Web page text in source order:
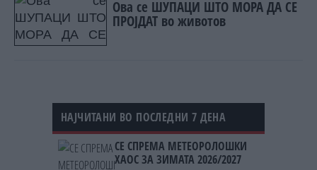
Ова се ШУПАЦИ ШТО МОРА ДА СЕ
ПРОЈДАТ во животов
НАЈЧИТАНИ ВО ПОСЛЕДНИ 7 ДЕНА
СЕ СПРЕМА МЕТЕОРОЛОШКИ
ХАОС ЗА ЗИМАТА 2026/2027